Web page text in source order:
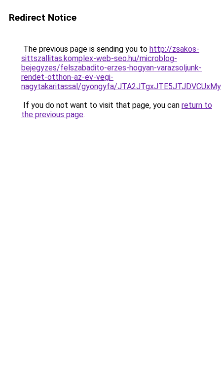
Redirect Notice
The previous page is sending you to http://zsakos-
sittszallitas.komplex-web-seo.hu/microblog-
bejegyzes/felszabadito-erzes-hogyan-varazsoljunk-
rendet-otthon-az-ev-vegi-
nagytakaritassal/gyongyfa/
If you do not want to visit that page, you can return to
the previous page.